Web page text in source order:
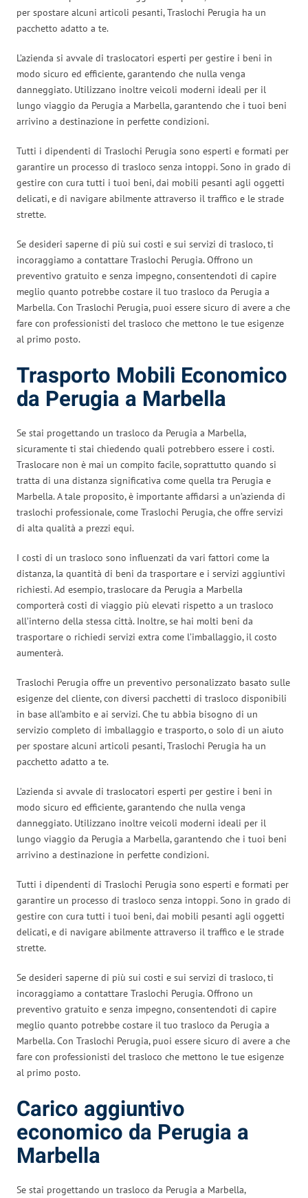
per spostare alcuni articoli pesanti, Traslochi Perugia ha un
pacchetto adatto a te.
L’azienda si avvale di traslocatori esperti per gestire i beni in
modo sicuro ed efficiente, garantendo che nulla venga
danneggiato. Utilizzano inoltre veicoli moderni ideali per il
lungo viaggio da Perugia a Marbella, garantendo che i tuoi beni
arrivino a destinazione in perfette condizioni.
Tutti i dipendenti di Traslochi Perugia sono esperti e formati per
garantire un processo di trasloco senza intoppi. Sono in grado di
gestire con cura tutti i tuoi beni, dai mobili pesanti agli oggetti
delicati, e di navigare abilmente attraverso il traffico e le strade
strette.
Se desideri saperne di più sui costi e sui servizi di trasloco, ti
incoraggiamo a contattare Traslochi Perugia. Offrono un
preventivo gratuito e senza impegno, consentendoti di capire
meglio quanto potrebbe costare il tuo trasloco da Perugia a
Marbella. Con Traslochi Perugia, puoi essere sicuro di avere a che
fare con professionisti del trasloco che mettono le tue esigenze
al primo posto.
Trasporto Mobili Economico
da Perugia a Marbella
Se stai progettando un trasloco da Perugia a Marbella,
sicuramente ti stai chiedendo quali potrebbero essere i costi.
Traslocare non è mai un compito facile, soprattutto quando si
tratta di una distanza significativa come quella tra Perugia e
Marbella. A tale proposito, è importante affidarsi a un’azienda di
traslochi professionale, come Traslochi Perugia, che offre servizi
di alta qualità a prezzi equi.
I costi di un trasloco sono influenzati da vari fattori come la
distanza, la quantità di beni da trasportare e i servizi aggiuntivi
richiesti. Ad esempio, traslocare da Perugia a Marbella
comporterà costi di viaggio più elevati rispetto a un trasloco
all’interno della stessa città. Inoltre, se hai molti beni da
trasportare o richiedi servizi extra come l’imballaggio, il costo
aumenterà.
Traslochi Perugia offre un preventivo personalizzato basato sulle
esigenze del cliente, con diversi pacchetti di trasloco disponibili
in base all’ambito e ai servizi. Che tu abbia bisogno di un
servizio completo di imballaggio e trasporto, o solo di un aiuto
per spostare alcuni articoli pesanti, Traslochi Perugia ha un
pacchetto adatto a te.
L’azienda si avvale di traslocatori esperti per gestire i beni in
modo sicuro ed efficiente, garantendo che nulla venga
danneggiato. Utilizzano inoltre veicoli moderni ideali per il
lungo viaggio da Perugia a Marbella, garantendo che i tuoi beni
arrivino a destinazione in perfette condizioni.
Tutti i dipendenti di Traslochi Perugia sono esperti e formati per
garantire un processo di trasloco senza intoppi. Sono in grado di
gestire con cura tutti i tuoi beni, dai mobili pesanti agli oggetti
delicati, e di navigare abilmente attraverso il traffico e le strade
strette.
Se desideri saperne di più sui costi e sui servizi di trasloco, ti
incoraggiamo a contattare Traslochi Perugia. Offrono un
preventivo gratuito e senza impegno, consentendoti di capire
meglio quanto potrebbe costare il tuo trasloco da Perugia a
Marbella. Con Traslochi Perugia, puoi essere sicuro di avere a che
fare con professionisti del trasloco che mettono le tue esigenze
al primo posto.
Carico aggiuntivo
economico da Perugia a
Marbella
Se stai progettando un trasloco da Perugia a Marbella,